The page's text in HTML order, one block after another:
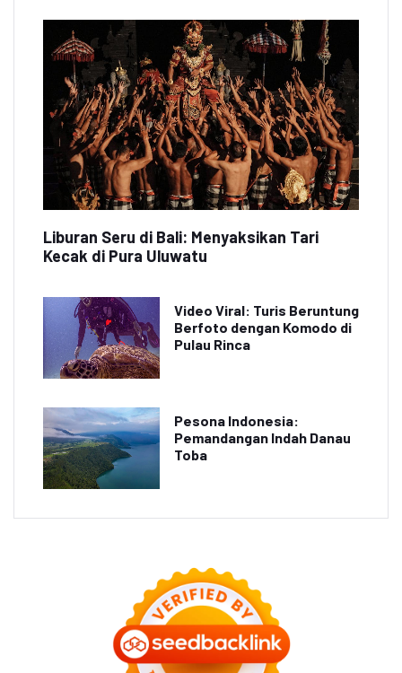
Liburan Seru di Bali: Menyaksikan Tari
Kecak di Pura Uluwatu
Video Viral: Turis Beruntung
Berfoto dengan Komodo di
Pulau Rinca
Pesona Indonesia:
Pemandangan Indah Danau
Toba